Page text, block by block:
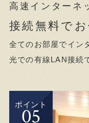
高速インターネ
接続無料で
全てのお部屋でイン
光での有線LAN接続
ポイント
05